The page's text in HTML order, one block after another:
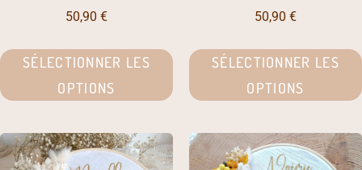
50,90 €
SÉLECTIONNER LES
OPTIONS
50,90 €
SÉLECTIONNER LES
OPTIONS